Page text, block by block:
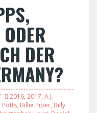
DER
2016, 2017, A.J.
Potts, Billie Piper, Billy